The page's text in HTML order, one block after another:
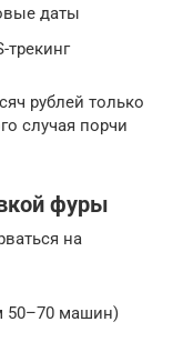
даты
трекинг
рублей только
случая порчи
фуры
на
50–70 машин)